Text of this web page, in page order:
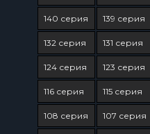
140 серия 139 серия
132 серия 131 серия
124 серия 123 серия
116 серия 115 серия
108 серия 107 серия